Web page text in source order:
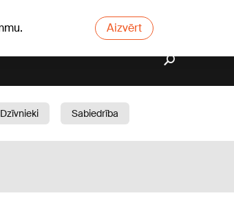
Aizvērt
Dzīvnieki
Sabiedrība